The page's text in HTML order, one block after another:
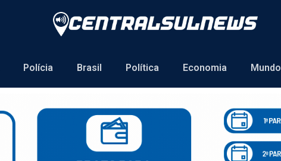
Polícia Brasil Política Economia Mundo